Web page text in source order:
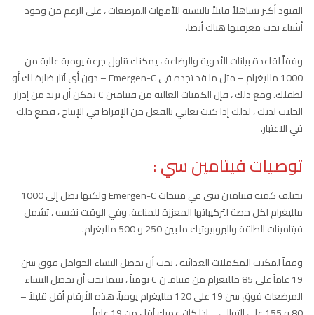
القيود أكثر تساهلاً قليلاً بالنسبة للأمهات المرضعات ، على الرغم من وجود
أشياء يجب معرفتها هناك أيضا.
وفقاً لقاعدة بيانات الأدوية والرضاعة ، يمكنك تناول جرعة يومية عالية من
1000 ملليغرام – مثل ما قد تجده في Emergen-C – دون أي آثار ضارة لك أو
لطفلك. ومع ذلك ، فإن الكميات العالية من فيتامين C يمكن أن تزيد من إدرار
الحليب لديك ، لذلك إذا كنتِ تعاني بالفعل من الإفراط في الإنتاج ، فضعِ ذلك
في الاعتبار.
توصيات فيتامين سي :
تختلف كمية فيتامين سي في منتجات Emergen-C ولكنها تصل إلى 1000
ملليغرام لكل حصة لتركيباتها المعززة للمناعة. وفي الوقت نفسه ، تشمل
فيتامينات الطاقة والبروبيوتيك ما بين 250 و 500 ملليغرام.
وفقاً لمكتب المكملات الغذائية ، يجب أن تحصل النساء الحوامل فوق سن
19 عاماً على 85 ملليغرام من فيتامين C يومياً ، بينما يجب أن تحصل النساء
المرضعات فوق سن 19 على 120 ملليغرام يومياً. هذه الأرقام أقل قليلاً –